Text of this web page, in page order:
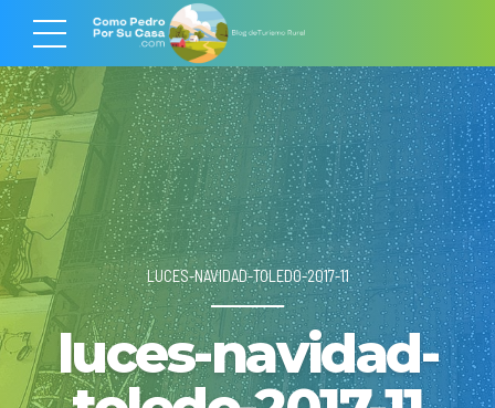
LUCES-NAVIDAD-TOLEDO-2017-11
luces-navidad-